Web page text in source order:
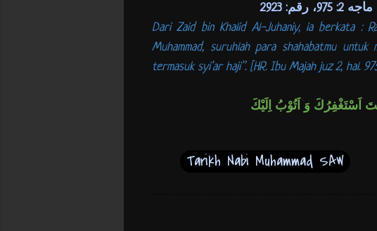
2923
Dari Zaid bin Khalid Al-Juhaniy, ia berkata :
Muhammad, suruhlah para shahabatmu
termasuk syi’ar haji”. [HR. Ibu Majah juz 2, hal.
اَسْتَغْفِرُكَ وَ اَتُوْبُ اِلَيْكَ
Tarikh Nabi Muhammad SAW